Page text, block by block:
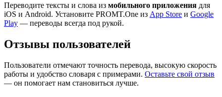
Переводите тексты и слова из мобильного приложения для
iOS и Android. Установите PROMT.One из App Store и Google
Play — переводы всегда под рукой.
Отзывы пользователей
Пользователи отмечают точность перевода, высокую скорость
работы и удобство словаря с примерами. Оставьте свой отзыв
— он помогает нам становиться лучше.